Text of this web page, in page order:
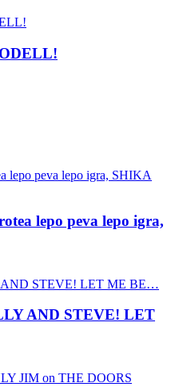
lepo peva lepo igra,
AND STEVE! LET